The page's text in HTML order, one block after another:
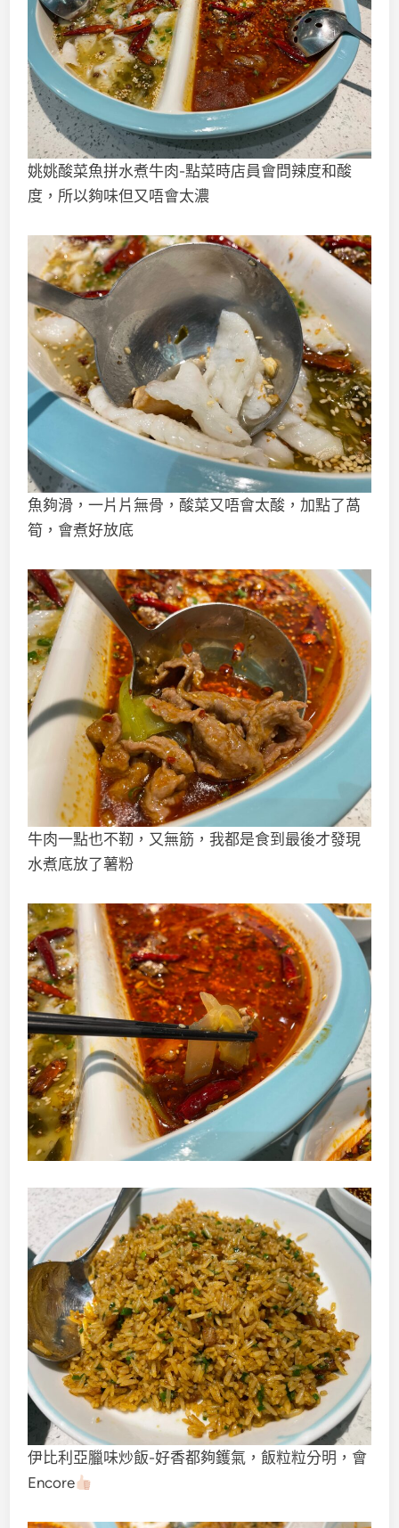
姚姚酸菜魚拼水煮牛肉-點菜時店員會問辣度和酸
度，所以夠味但又唔會太濃
魚夠滑，一片片無骨，酸菜又唔會太酸，加點了萵
筍，會煮好放底
牛肉一點也不靭，又無筋，我都是食到最後才發現
水煮底放了薯粉
伊比利亞臘味炒飯-好香都夠鑊氣，飯粒粒分明，會
Encore